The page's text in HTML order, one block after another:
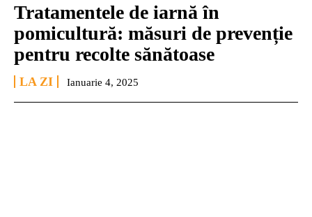
Tratamentele de iarnă în
pomicultură: măsuri de prevenție
pentru recolte sănătoase
LA ZI Ianuarie 4, 2025